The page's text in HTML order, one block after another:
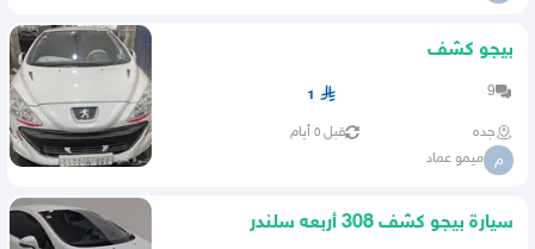
بيجو كشف
9
1
جده قبل ٥ أيام
م ميمو عماد
سيارة بيجو كشف 308 أربعه سلندر